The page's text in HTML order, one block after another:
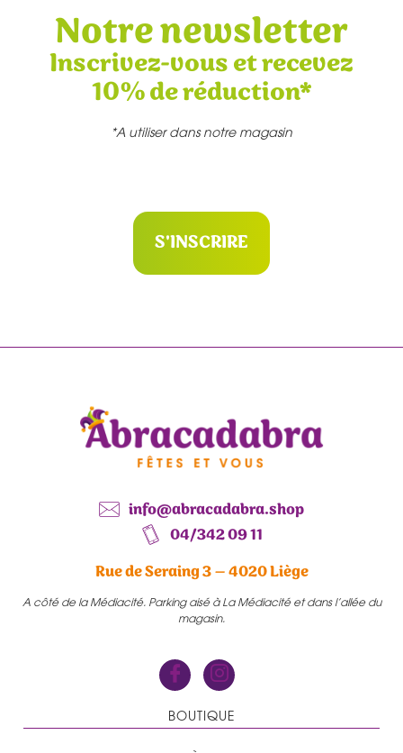
Notre newsletter
Inscrivez-vous et recevez
10% de réduction*
*A utiliser dans notre magasin
S'INSCRIRE
info@abracadabra.shop
04/342 09 11
Rue de Seraing 3 – 4020 Liège
A côté de la Médiacité. Parking aisé à La Médiacité et dans l’allée du
magasin.
BOUTIQUE